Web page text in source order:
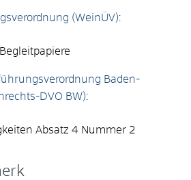
(WeinÜV):
Begleitpapiere
Baden-
DVO BW):
Absatz 4 Nummer 2